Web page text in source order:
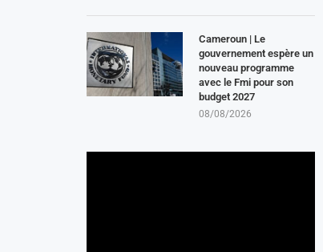
Cameroun | Le
gouvernement espère un
nouveau programme
avec le Fmi pour son
budget 2027
08/08/2026